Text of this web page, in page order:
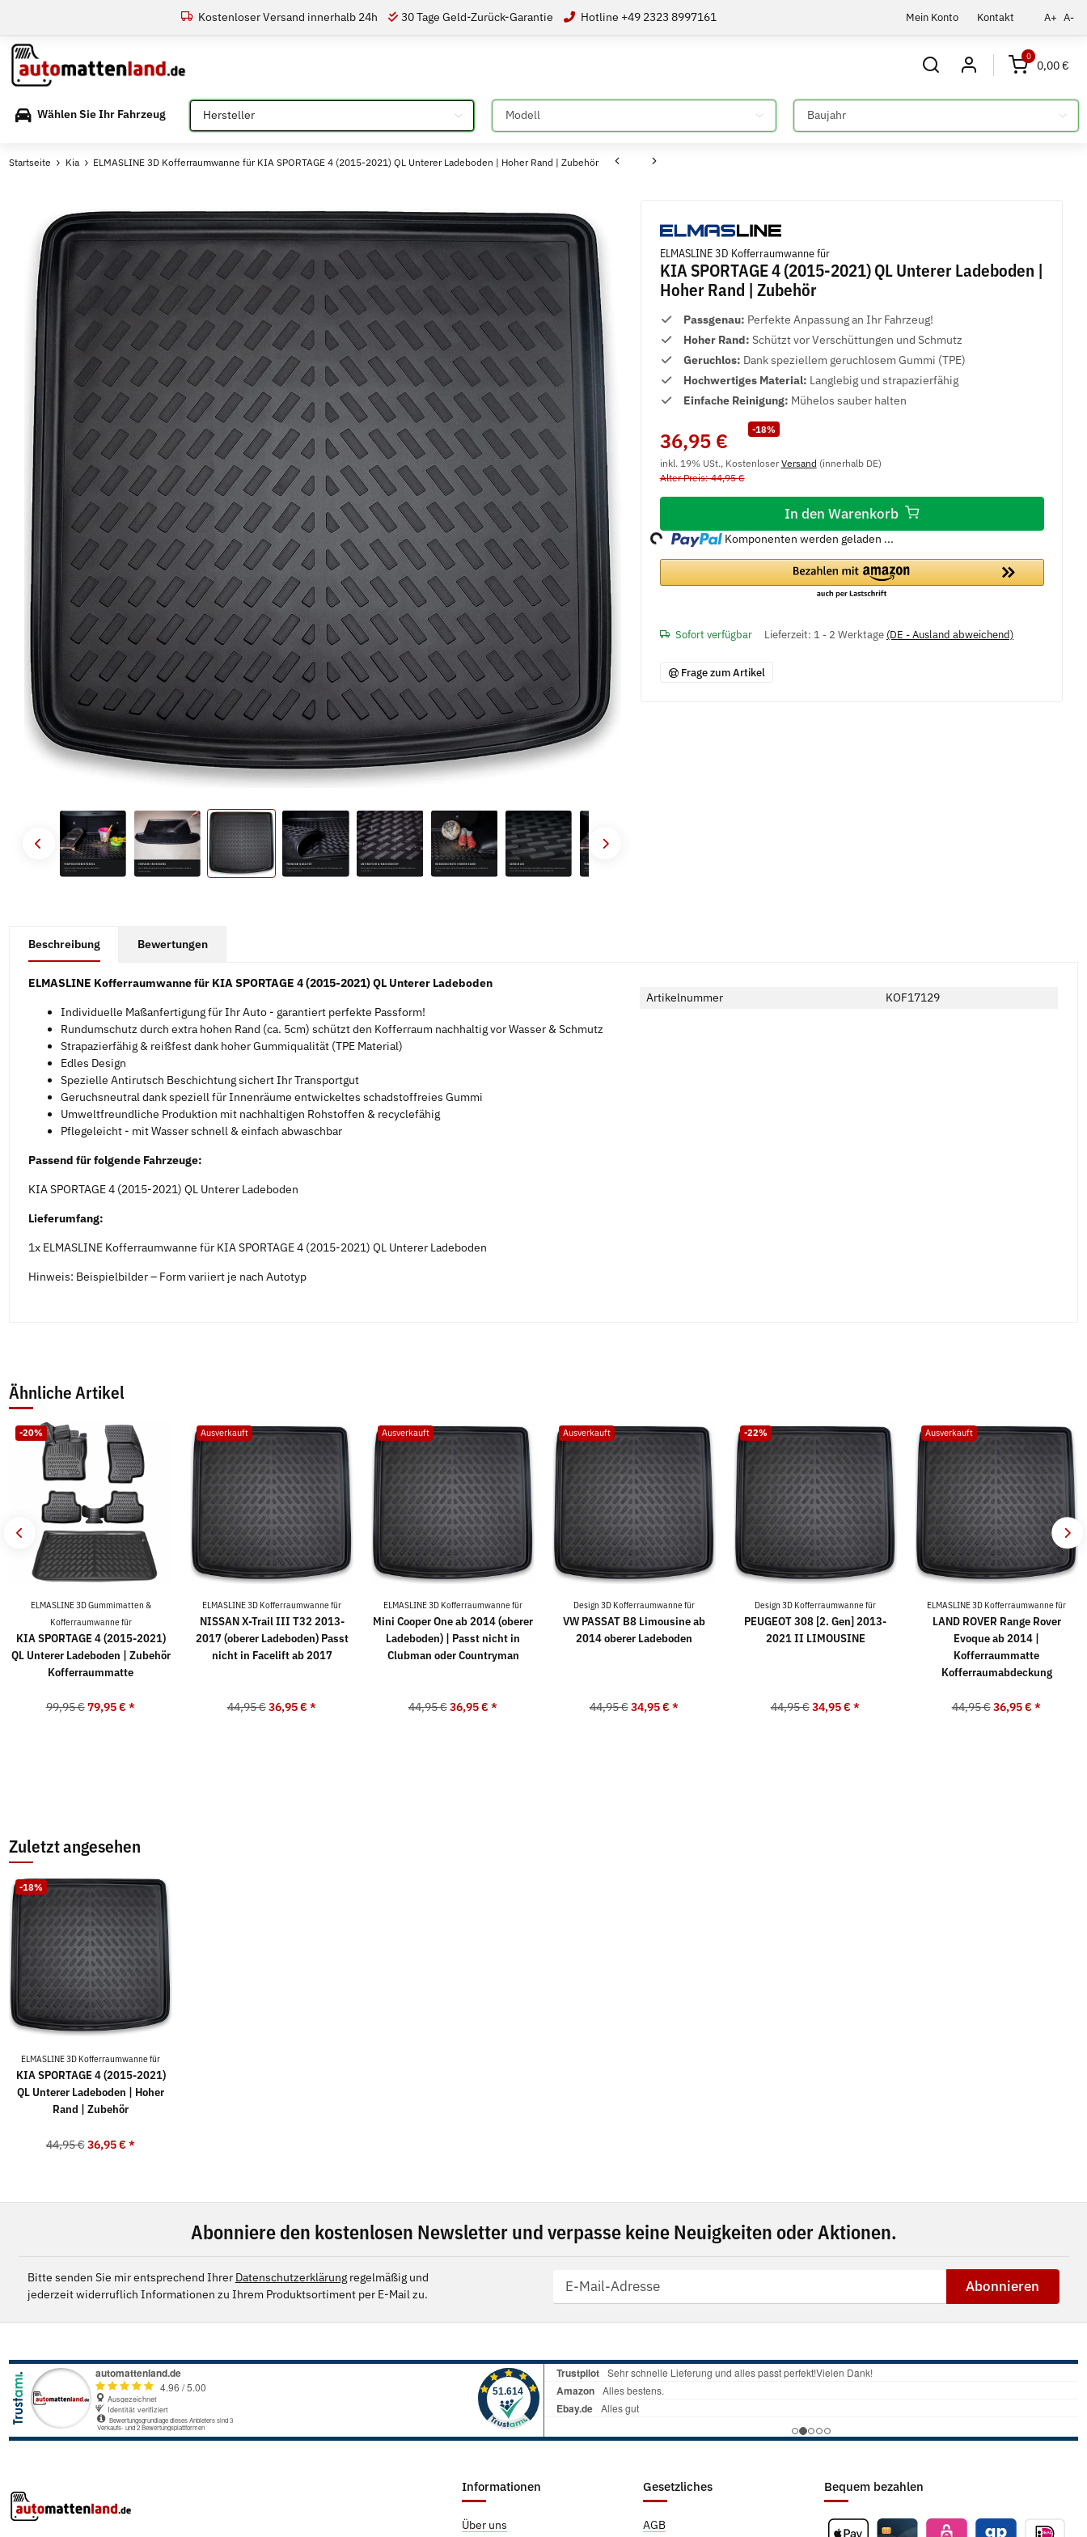
Mein Konto Kontakt A+ A-
Kostenloser Versand innerhalb 24h 30 Tage Geld-Zurück-Garantie Hotline +49 2323 8997161
0
0,00 €
Wählen Sie Ihr Fahrzeug Bitte auswählen Bitte auswählen Bitte auswählen
Startseite Kia ELMASLINE 3D Kofferraumwanne für KIA SPORTAGE 4 (2015-2021) QL Unterer Ladeboden | Hoher Rand | Zubehör
ELMASLINE 3D Kofferraumwanne für
KIA SPORTAGE 4 (2015-2021) QL Unterer Ladeboden |
Hoher Rand | Zubehör
Passgenau: Perfekte Anpassung an Ihr Fahrzeug!
Hoher Rand: Schützt vor Verschüttungen und Schmutz
Geruchlos: Dank speziellem geruchlosem Gummi (TPE)
Hochwertiges Material: Langlebig und strapazierfähig
Einfache Reinigung: Mühelos sauber halten
-18%
36,95 €
inkl. 19% USt., KostenloserVersand (innerhalb DE)
Alter Preis: 44,95 €
In den Warenkorb
Loading... Komponenten werden geladen ...
Sofort verfügbar Lieferzeit: 1 - 2 Werktage (DE - Ausland abweichend)
Frage zum Artikel
Beschreibung Bewertungen
ELMASLINE Kofferraumwanne für KIA SPORTAGE 4 (2015-2021) QL Unterer Ladeboden
Individuelle Maßanfertigung für Ihr Auto - garantiert perfekte Passform!
Rundumschutz durch extra hohen Rand (ca. 5cm) schützt den Kofferraum nachhaltig vor Wasser & Schmutz
Strapazierfähig & reißfest dank hoher Gummiqualität (TPE Material)
Edles Design
Spezielle Antirutsch Beschichtung sichert Ihr Transportgut
Geruchsneutral dank speziell für Innenräume entwickeltes schadstoffreies Gummi
Umweltfreundliche Produktion mit nachhaltigen Rohstoffen & recyclefähig
Pflegeleicht - mit Wasser schnell & einfach abwaschbar
Passend für folgende Fahrzeuge:
KIA SPORTAGE 4 (2015-2021) QL Unterer Ladeboden
Lieferumfang:
1x ELMASLINE Kofferraumwanne für KIA SPORTAGE 4 (2015-2021) QL Unterer Ladeboden
Hinweis: Beispielbilder – Form variiert je nach Autotyp
Artikelnummer KOF17129
Ähnliche Artikel
-20%
ELMASLINE 3D Gummimatten &
Kofferraumwanne für
KIA SPORTAGE 4 (2015-2021)
QL Unterer Ladeboden | Zubehör
Kofferraummatte
99,95 € 79,95 €*
Ausverkauft
ELMASLINE 3D Kofferraumwanne für
NISSAN X-Trail III T32 2013-
2017 (oberer Ladeboden) Passt
nicht in Facelift ab 2017
44,95 € 36,95 €*
Ausverkauft
ELMASLINE 3D Kofferraumwanne für
Mini Cooper One ab 2014 (oberer
Ladeboden) | Passt nicht in
Clubman oder Countryman
44,95 € 36,95 €*
Ausverkauft
Design 3D Kofferraumwanne für
VW PASSAT B8 Limousine ab
2014 oberer Ladeboden
44,95 € 34,95 €*
-22%
Design 3D Kofferraumwanne für
PEUGEOT 308 [2. Gen] 2013-
2021 II LIMOUSINE
44,95 € 34,95 €*
Ausverkauft
ELMASLINE 3D Kofferraumwanne für
LAND ROVER Range Rover
Evoque ab 2014 |
Kofferraummatte
Kofferraumabdeckung
44,95 € 36,95 €*
Zuletzt angesehen
-18%
ELMASLINE 3D Kofferraumwanne für
KIA SPORTAGE 4 (2015-2021)
QL Unterer Ladeboden | Hoher
Rand | Zubehör
44,95 € 36,95 €*
Abonniere den kostenlosen Newsletter und verpasse keine Neuigkeiten oder Aktionen.
Bitte senden Sie mir entsprechend Ihrer Datenschutzerklärungregelmäßig und
jederzeit widerruflich Informationen zu Ihrem Produktsortiment per E-Mail zu.
Abonnieren
Informationen
Über uns
Gesetzliches
AGB
Bequem bezahlen